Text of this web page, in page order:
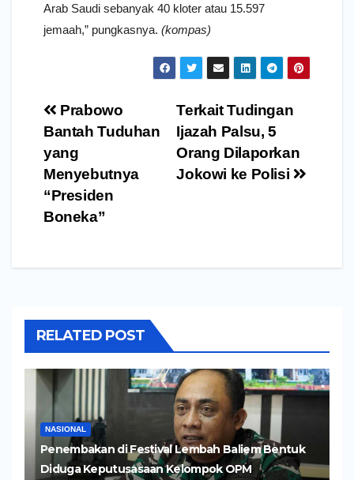
Arab Saudi sebanyak 40 kloter atau 15.597
jemaah,” pungkasnya. (kompas)
Navigasi
pos
Terkait Tudingan
Ijazah Palsu, 5
Orang Dilaporkan
Jokowi ke Polisi
Prabowo
Bantah Tuduhan
yang
Menyebutnya
“Presiden
Boneka”
RELATED POST
NASIONAL
Penembakan di Festival Lembah Baliem Bentuk
Diduga Keputusasaan Kelompok OPM